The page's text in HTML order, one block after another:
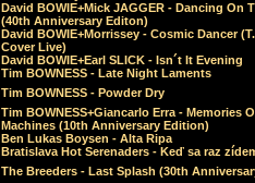
David BOWIE+Mick JAGGER - Dancing On
(40th Anniversary Editon)
David BOWIE+Morrissey - Cosmic Dancer
Cover Live)
David BOWIE+Earl SLICK - Isn´t It Evening
Tim BOWNESS - Late Night Laments
Tim BOWNESS - Powder Dry
Tim BOWNESS+Giancarlo Erra - Memories
Machines (10th Anniversary Edition)
Ben Lukas Boysen - Alta Ripa
Bratislava Hot Serenaders - Keď sa raz
The Breeders - Last Splash (30th